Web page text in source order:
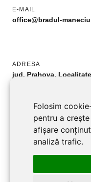
Folosim
pentru a
afișare
analiză trafic.
E-MAIL
office@bradul-
ADRESA
jud. Prahova,
URMĂREȘTE-NE
Facebook
©2026 BRADUL